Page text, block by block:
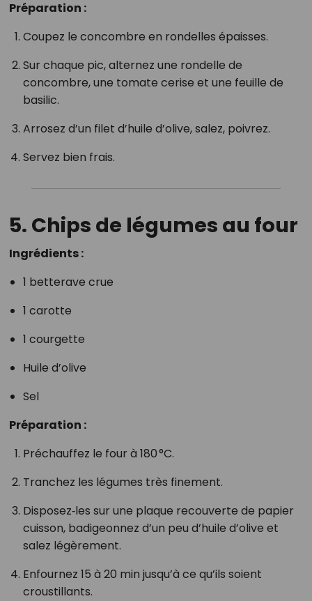
Préparation :
Coupez le concombre en rondelles épaisses.
Sur chaque pic, alternez une rondelle de
concombre, une tomate cerise et une feuille de
basilic.
Arrosez d’un filet d’huile d’olive, salez, poivrez.
Servez bien frais.
5. Chips de légumes au four
Ingrédients :
1 betterave crue
1 carotte
1 courgette
Huile d’olive
Sel
Préparation :
Préchauffez le four à 180 °C.
Tranchez les légumes très finement.
Disposez‑les sur une plaque recouverte de papier
cuisson, badigeonnez d’un peu d’huile d’olive et
salez légèrement.
Enfournez 15 à 20 min jusqu’à ce qu’ils soient
croustillants.